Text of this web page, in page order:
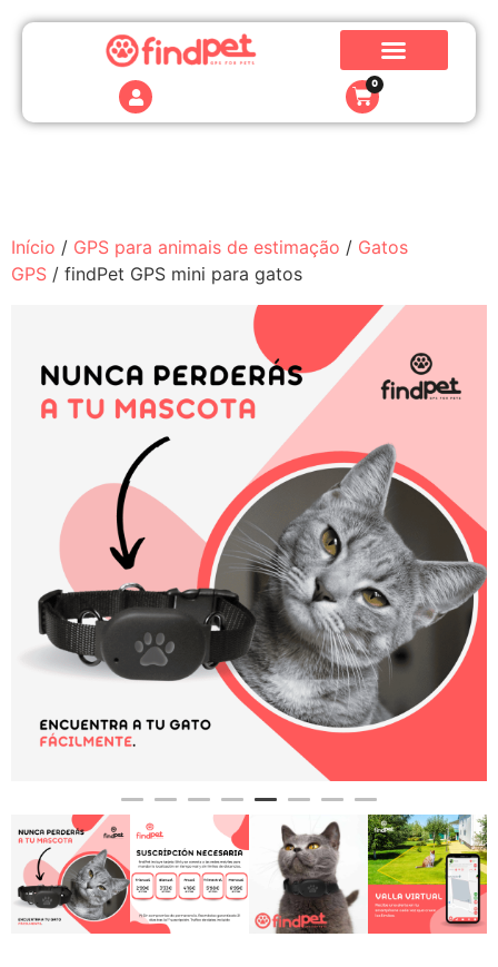
0
Início / GPS para animais de estimação / Gatos
GPS / findPet GPS mini para gatos